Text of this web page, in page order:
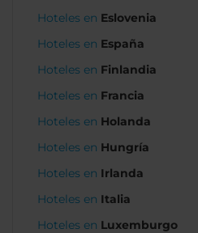
Hoteles en Eslovenia
Hoteles en España
Hoteles en Finlandia
Hoteles en Francia
Hoteles en Holanda
Hoteles en Hungría
Hoteles en Irlanda
Hoteles en Italia
Hoteles en Luxemburgo